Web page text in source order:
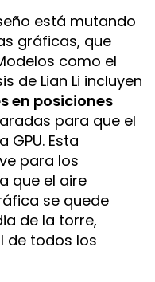
está mutando
gráficas, que
como el
de Lian Li incluyen
en posiciones
para que el
Esta
para los
que el aire
se quede
de la torre,
de todos los